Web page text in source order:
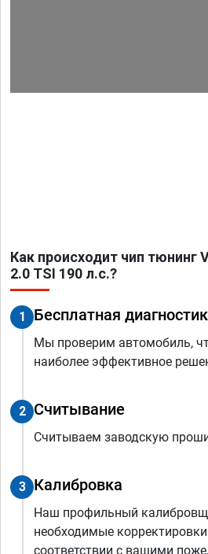
Как происходит чип тюнинг
2.0 TSI 190 л.с.?
1 Бесплатная
Мы проверим автомобиль,
наиболее эффективное
2 Считывание
Считываем заводскую
3 Калибровка
Наш профильный
необходимые
соответствии с вашими